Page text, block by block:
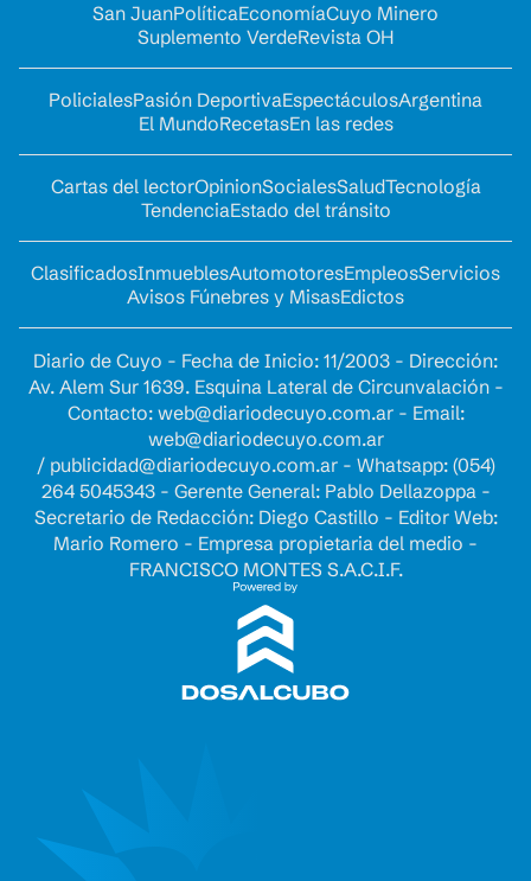
San JuanPolíticaEconomíaCuyo Minero
Suplemento VerdeRevista OH
PolicialesPasión DeportivaEspectáculosArgentina
El MundoRecetasEn las redes
Cartas del lectorOpinionSocialesSaludTecnología
TendenciaEstado del tránsito
ClasificadosInmueblesAutomotoresEmpleosServicios
Avisos Fúnebres y MisasEdictos
Diario de Cuyo - Fecha de Inicio: 11/2003 - Dirección:
Av. Alem Sur 1639. Esquina Lateral de Circunvalación -
Contacto: web@diariodecuyo.com.ar- Email:
web@diariodecuyo.com.ar
/ publicidad@diariodecuyo.com.ar- Whatsapp: (054)
264 5045343 - Gerente General: Pablo Dellazoppa -
Secretario de Redacción: Diego Castillo - Editor Web:
Mario Romero - Empresa propietaria del medio -
FRANCISCO MONTES S.A.C.I.F.